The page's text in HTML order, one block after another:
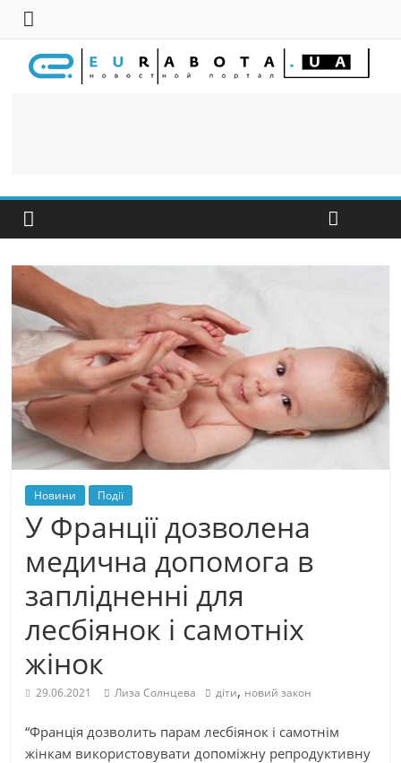
Новини Події
У Франції дозволена
медична допомога в
заплідненні для
лесбіянок і самотніх
жінок
29.06.2021 Лиза Солнцева діти, новий закон
“Франція дозволить парам лесбіянок і самотнім
жінкам використовувати допоміжну репродуктивну